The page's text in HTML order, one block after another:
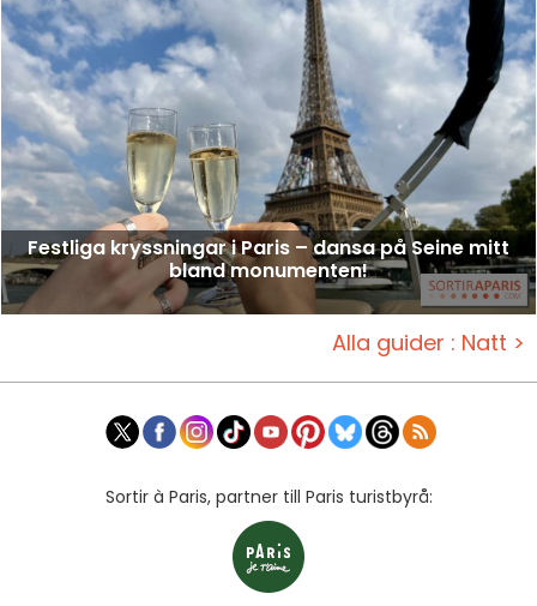
Festliga kryssningar i Paris – dansa på Seine mitt
bland monumenten!
Alla guider : Natt >
Sortir à Paris, partner till Paris turistbyrå: